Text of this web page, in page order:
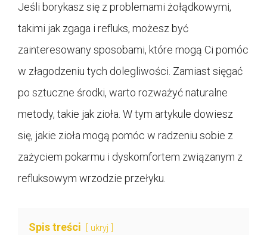
Jeśli borykasz się z problemami żołądkowymi,
takimi jak zgaga i refluks, możesz być
zainteresowany sposobami, które mogą Ci pomóc
w złagodzeniu tych dolegliwości. Zamiast sięgać
po sztuczne środki, warto rozważyć naturalne
metody, takie jak zioła. W tym artykule dowiesz
się, jakie zioła mogą pomóc w radzeniu sobie z
zażyciem pokarmu i dyskomfortem związanym z
refluksowym wrzodzie przełyku.
Spis treści ukryj